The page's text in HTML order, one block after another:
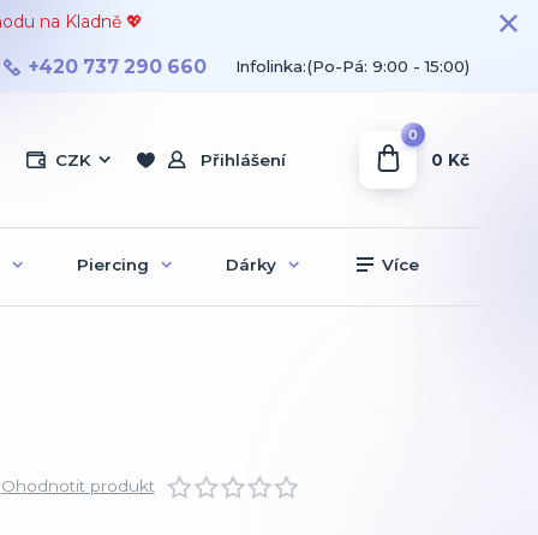
na Kladně 💖
CZK Přihlášení
+420 737 290 660 Infolinka:(Po-Pá: 9:00 - 15:00)
0
0 Kč
Piercing Dárky Více
Ohodnotit produkt